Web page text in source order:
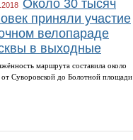
Около 30 тысяч
приняли участие
велопараде
в выходные
маршрута составила около
Суворовской до Болотной площади